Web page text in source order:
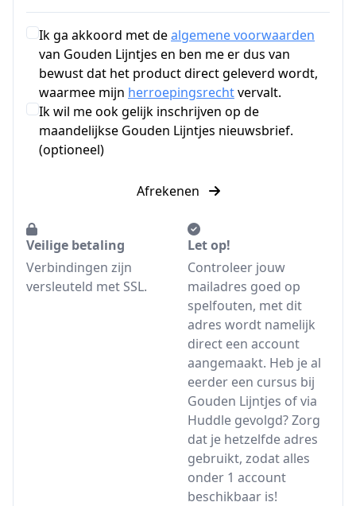
Ik ga akkoord met dealgemene voorwaarden
van Gouden Lijntjes en ben me er dus van
bewust dat het product direct geleverd wordt,
waarmee mijn herroepingsrechtvervalt.
Ik wil me ook gelijk inschrijven op de
maandelijkse Gouden Lijntjes nieuwsbrief.
(optioneel)
Afrekenen
Veilige betaling
Verbindingen zijn
versleuteld met SSL.
Let op!
Controleer jouw
mailadres goed op
spelfouten, met dit
adres wordt namelijk
direct een account
aangemaakt. Heb je al
eerder een cursus bij
Gouden Lijntjes of via
Huddle gevolgd? Zorg
dat je hetzelfde adres
gebruikt, zodat alles
onder 1 account
beschikbaar is!